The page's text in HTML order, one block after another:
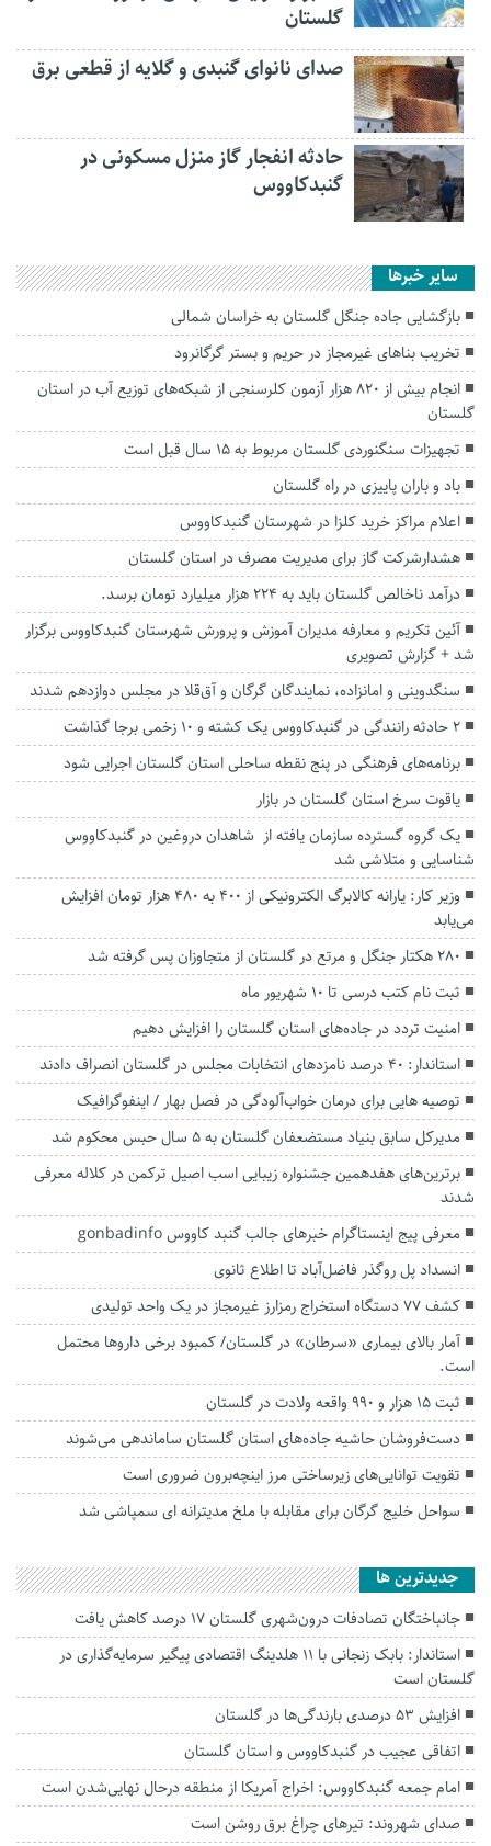
گلستان
صدای نانوای گنبدی و گلایه از قطعی برق
حادثه انفجار گاز منزل مسکونی در
گنبدکاووس
سایر خبرها
بازگشایی جاده جنگل گلستان به خراسان شمالی
تخریب بناهای غیرمجاز در حریم و بستر گرگانرود
انجام بیش از ۸۲۰ هزار آزمون کلرسنجی از شبکه‌های توزیع آب در استان
گلستان
تجهیزات سنگنوردی گلستان مربوط به ۱۵ سال قبل است
باد و باران پاییزی در راه گلستان
اعلام مراکز خرید کلزا در شهرستان گنبدکاووس
هشدارشرکت گاز برای مدیریت مصرف در استان گلستان
درآمد ناخالص گلستان باید به 224 هزار میلیارد تومان برسد.
آئین تکریم و معارفه مدیران آموزش و پرورش شهرستان گنبدکاووس برگزار
شد + گزارش تصویری
سنگدوینی و امانزاده، نمایندگان گرگان و آق‌قلا در مجلس دوازدهم شدند
۲ حادثه رانندگی در گنبدکاووس یک کشته و ۱۰ زخمی برجا گذاشت
برنامه‌های فرهنگی در پنج نقطه ساحلی استان گلستان اجرایی شود
یاقوت سرخ استان گلستان در بازار
یک گروه گسترده سازمان یافته از شاهدان دروغین در گنبدکاووس
شناسایی و متلاشی شد
وزیر کار: یارانه کالابرگ الکترونیکی از ۴۰۰ به ۴۸۰ هزار تومان افزایش
می‌یابد
۲۸۰ هکتار جنگل و مرتع در گلستان از متجاوزان پس گرفته شد
ثبت نام کتب درسی تا ۱۰ شهریور ماه
امنیت تردد در جاده‌های استان گلستان را افزایش دهیم
استاندار: ۴۰ درصد نامزدهای انتخابات مجلس در گلستان انصراف دادند
توصیه هایی برای درمان خواب‌آلودگی در فصل بهار / اینفوگرافیک
مدیرکل سابق بنیاد مستضعفان گلستان به ۵ سال حبس محکوم شد
برترین‌های هفدهمین جشنواره زیبایی اسب اصیل ترکمن در کلاله معرفی
شدند
معرفی پیج اینستاگرام خبرهای جالب گنبد کاووس gonbadinfo
انسداد پل روگذر فاضل‌آباد تا اطلاع ثانوی
کشف ۷۷ دستگاه استخراج رمز‌ارز غیرمجاز در یک واحد تولیدی
آمار بالای بیماری «سرطان» در گلستان/ کمبود برخی داروها محتمل
است‌.
ثبت ۱۵ هزار و ۹۹۰ واقعه ولادت در گلستان
دست‌فروشان حاشیه جاده‌های استان گلستان ساماندهی می‌شوند
تقویت توانایی‌های زیرساختی مرز اینچه‌برون ضروری است
سواحل خلیج گرگان برای مقابله با ملخ مدیترانه ای سمپاشی شد
جديدترين ها
جانباختگان تصادفات درون‌شهری گلستان ۱۷ درصد کاهش یافت
استاندار: بابک زنجانی با ۱۱ هلدینگ اقتصادی پیگیر سرمایه‌گذاری در
گلستان است
افزایش ۵۳ درصدی بارندگی‌ها در گلستان
اتفاقی عجیب در‌ گنبدکاووس و استان گلستان
امام جمعه گنبدکاووس: اخراج آمریکا از منطقه درحال نهایی‌شدن است
صدای شهروند: تیرهای چراغ برق روشن است